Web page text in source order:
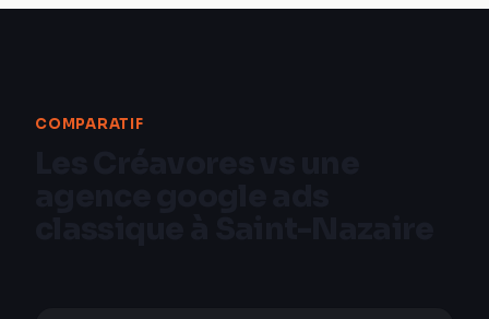
COMPARATIF